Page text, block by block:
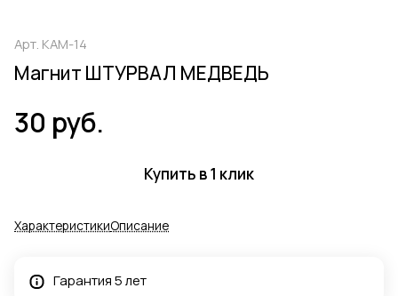
Арт. КАМ-14
Магнит ШТУРВАЛ МЕДВЕДЬ
30 руб.
Купить в 1 клик
ХарактеристикиОписание
Гарантия 5 лет